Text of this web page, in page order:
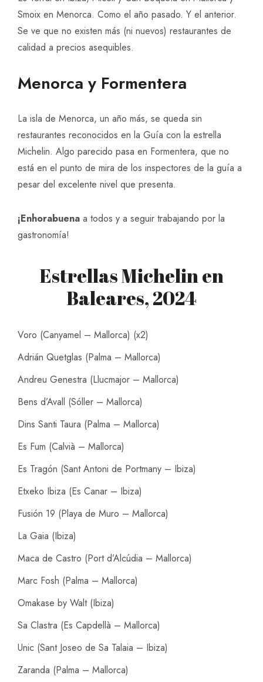
Smoix en Menorca. Como el año pasado. Y el anterior.
Se ve que no existen más (ni nuevos) restaurantes de
calidad a precios asequibles.
Menorca y Formentera
La isla de Menorca, un año más, se queda sin
restaurantes reconocidos en la Guía con la estrella
Michelin. Algo parecido pasa en Formentera, que no
está en el punto de mira de los inspectores de la guía a
pesar del excelente nivel que presenta.
¡Enhorabuena a todos y a seguir trabajando por la
gastronomía!
Estrellas Michelin en
Baleares, 2024
Voro (Canyamel – Mallorca) (x2)
Adrián Quetglas (Palma – Mallorca)
Andreu Genestra (Llucmajor – Mallorca)
Bens d’Avall (Sóller – Mallorca)
Dins Santi Taura (Palma – Mallorca)
Es Fum (Calvià – Mallorca)
Es Tragón (Sant Antoni de Portmany – Ibiza)
Etxeko Ibiza (Es Canar – Ibiza)
Fusión 19 (Playa de Muro – Mallorca)
La Gaia (Ibiza)
Maca de Castro (Port d’Alcúdia – Mallorca)
Marc Fosh (Palma – Mallorca)
Omakase by Walt (Ibiza)
Sa Clastra (Es Capdellà – Mallorca)
Unic (Sant Joseo de Sa Talaia – Ibiza)
Zaranda (Palma – Mallorca)